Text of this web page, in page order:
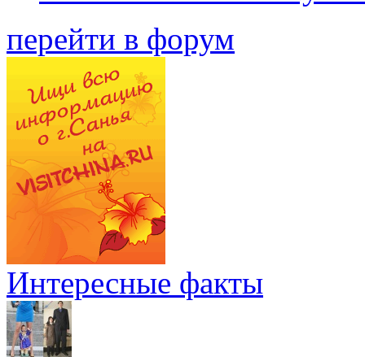
перейти в форум
Интересные факты